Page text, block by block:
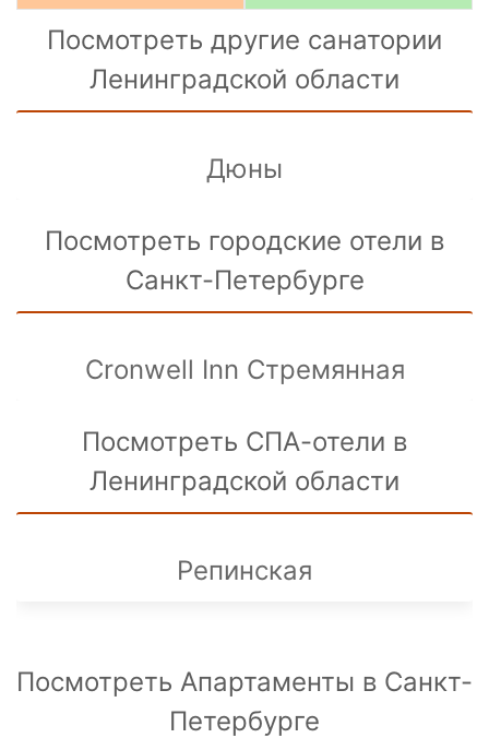
Посмотреть другие санатории
Ленинградской области
Дюны
Посмотреть городские отели в
Санкт-Петербурге
Cronwell Inn Стремянная
Посмотреть СПА-отели в
Ленинградской области
Репинская
Посмотреть Апартаменты в Санкт-
Петербурге